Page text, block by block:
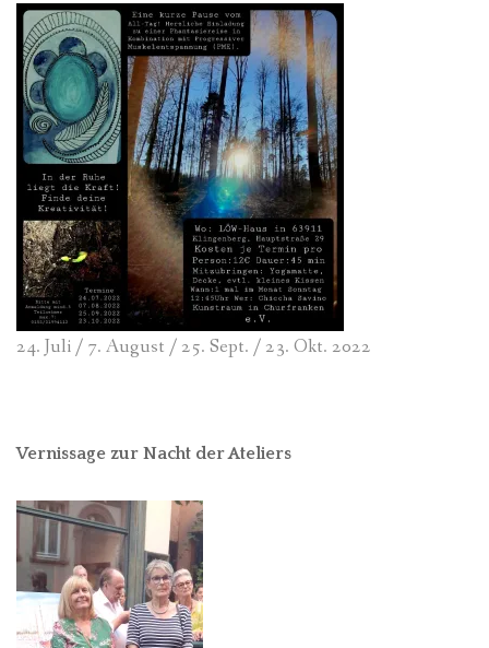
24. Juli / 7. August / 25. Sept. / 23. Okt. 2022
Vernissage zur Nacht der Ateliers